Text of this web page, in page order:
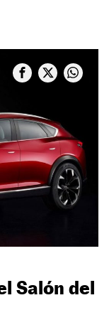
Salón del